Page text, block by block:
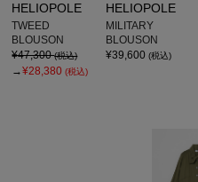
HELIOPOLE
TWEED
BLOUSON
¥47,300(税込)
→¥28,380(税込)
HELIOPOLE
MILITARY
BLOUSON
¥39,600 (税込)